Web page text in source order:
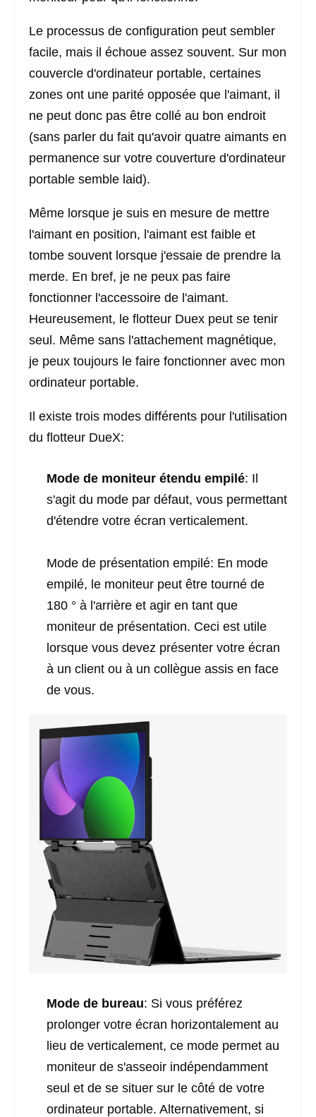
Le processus de configuration peut sembler
facile, mais il échoue assez souvent. Sur mon
couvercle d'ordinateur portable, certaines
zones ont une parité opposée que l'aimant, il
ne peut donc pas être collé au bon endroit
(sans parler du fait qu'avoir quatre aimants en
permanence sur votre couverture d'ordinateur
portable semble laid).
Même lorsque je suis en mesure de mettre
l'aimant en position, l'aimant est faible et
tombe souvent lorsque j'essaie de prendre la
merde. En bref, je ne peux pas faire
fonctionner l'accessoire de l'aimant.
Heureusement, le flotteur Duex peut se tenir
seul. Même sans l'attachement magnétique,
je peux toujours le faire fonctionner avec mon
ordinateur portable.
Il existe trois modes différents pour l'utilisation
du flotteur DueX:
Mode de moniteur étendu empilé: Il
s'agit du mode par défaut, vous permettant
d'étendre votre écran verticalement.
Mode de présentation empilé: En mode
empilé, le moniteur peut être tourné de
180 ° à l'arrière et agir en tant que
moniteur de présentation. Ceci est utile
lorsque vous devez présenter votre écran
à un client ou à un collègue assis en face
de vous.
Mode de bureau: Si vous préférez
prolonger votre écran horizontalement au
lieu de verticalement, ce mode permet au
moniteur de s'asseoir indépendamment
seul et de se situer sur le côté de votre
ordinateur portable. Alternativement, si